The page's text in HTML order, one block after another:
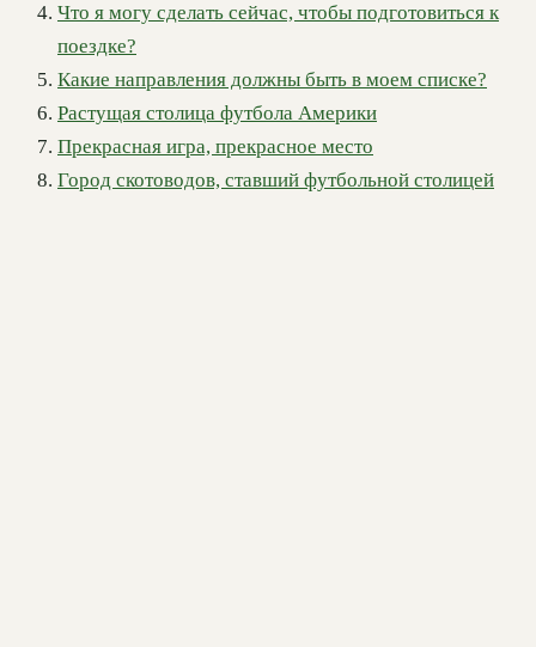
Что я могу сделать сейчас, чтобы подготовиться к
поездке?
Какие направления должны быть в моем списке?
Растущая столица футбола Америки
Прекрасная игра, прекрасное место
Город скотоводов, ставший футбольной столицей